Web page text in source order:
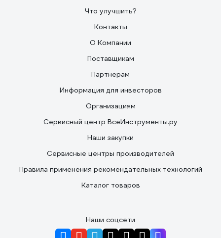
Что улучшить?
Контакты
О Компании
Поставщикам
Партнерам
Информация для инвесторов
Организациям
Сервисный центр ВсеИнструменты.ру
Наши закупки
Сервисные центры производителей
Правила применения рекомендательных технологий
Каталог товаров
Наши соцсети